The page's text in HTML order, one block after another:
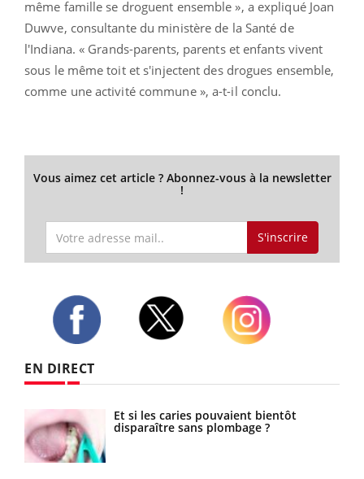
même famille se droguent ensemble », a expliqué Joan
Duwve, consultante du ministère de la Santé de
l'Indiana. « Grands-parents, parents et enfants vivent
sous le même toit et s'injectent des drogues ensemble,
comme une activité commune », a-t-il conclu.
Vous aimez cet article ? Abonnez-vous à la newsletter
!
S'inscrire
EN DIRECT
Et si les caries pouvaient bientôt
disparaître sans plombage ?